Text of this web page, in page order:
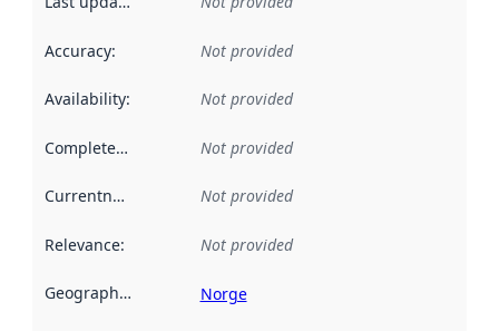
Accuracy: Not provided
Availability: Not provided
Completeness Not provided
Currentness Not provided
Relevance: Not provided
Geographical scope Norge